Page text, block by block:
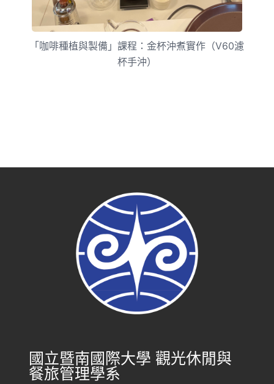
「咖啡種植與製備」課程：金杯沖煮實作（V60濾
杯手沖）
國立暨南國際大學 觀光休閒與
餐旅管理學系